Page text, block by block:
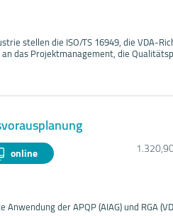
stellen die ISO/TS 16949, die VDA-
das Projektmanagement, die
online
der APQP (AIAG) und RGA